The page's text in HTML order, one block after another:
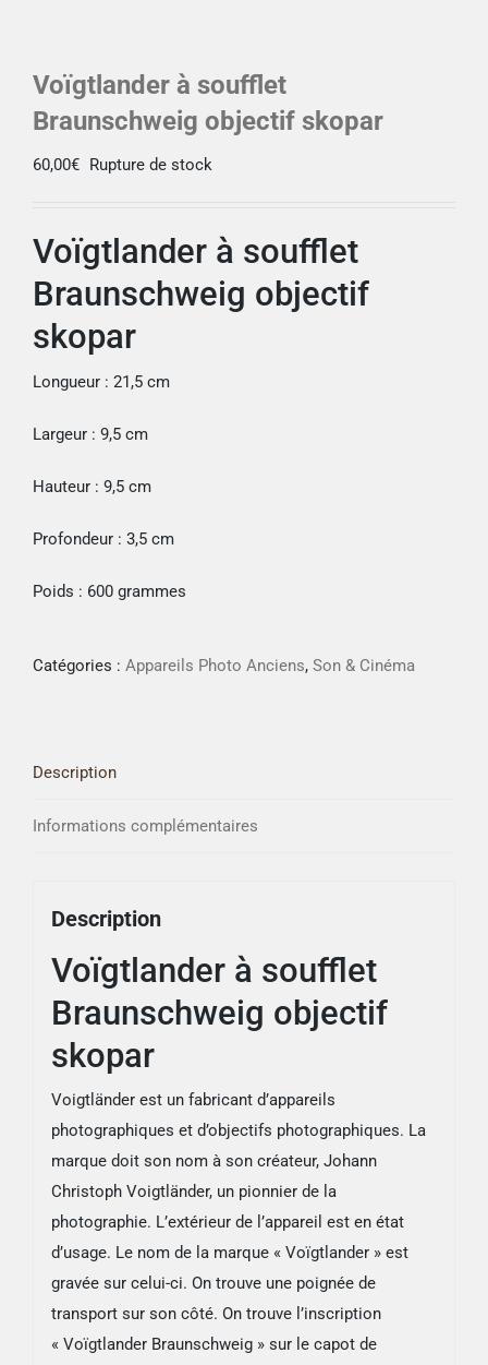
Voïgtlander à soufflet
Braunschweig objectif skopar
60,00€ Rupture de stock
Voïgtlander à soufflet
Braunschweig objectif
skopar
Longueur : 21,5 cm
Largeur : 9,5 cm
Hauteur : 9,5 cm
Profondeur : 3,5 cm
Poids : 600 grammes
Catégories : Appareils Photo Anciens, Son & Cinéma
Description
Informations complémentaires
Description
Voïgtlander à soufflet
Braunschweig objectif
skopar
Voigtländer est un fabricant d’appareils
photographiques et d’objectifs photographiques. La
marque doit son nom à son créateur, Johann
Christoph Voigtländer, un pionnier de la
photographie. L’extérieur de l’appareil est en état
d’usage. Le nom de la marque « Voïgtlander » est
gravée sur celui-ci. On trouve une poignée de
transport sur son côté. On trouve l’inscription
« Voïgtlander Braunschweig » sur le capot de